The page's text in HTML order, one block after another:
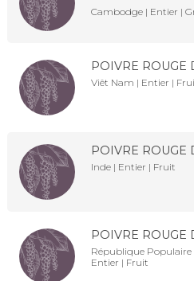
Cambodge | Entier |
POIVRE ROUGE
Viêt Nam | Entier |
POIVRE ROUGE
Inde | Entier | Fruit
POIVRE ROUGE
République
Entier | Fruit